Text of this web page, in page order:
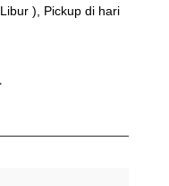
), Pickup di hari